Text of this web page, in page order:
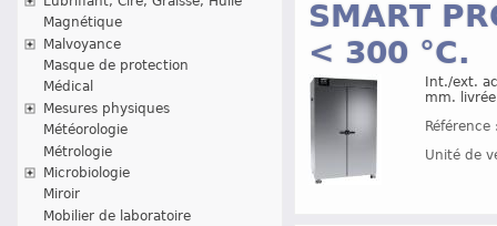
Magnétique
Malvoyance
Masque de protection
Médical
Mesures physiques
Météorologie
Métrologie
Microbiologie
Miroir
Mobilier de laboratoire
SMART
< 300 °C.
Int./ext.
mm.
Unité de